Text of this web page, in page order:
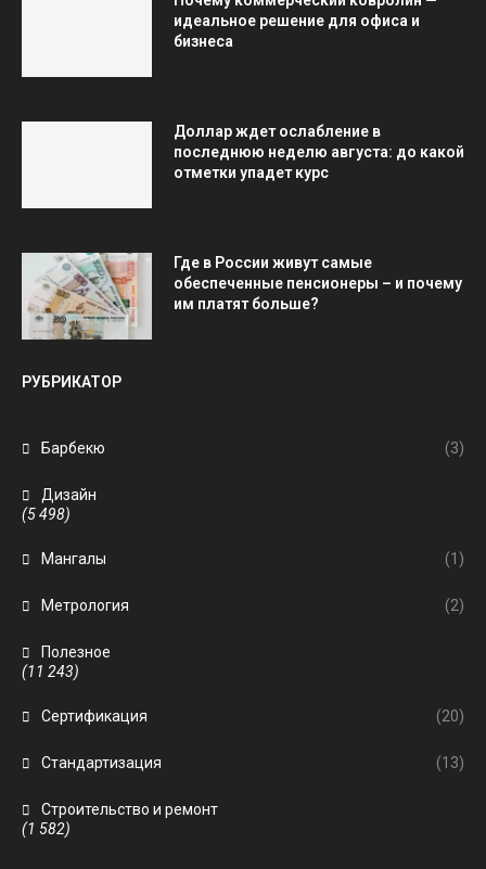
идеальное решение для офиса и
бизнеса
Доллар ждет ослабление в
последнюю неделю августа: до какой
отметки упадет курс
Где в России живут самые
обеспеченные пенсионеры – и почему
им платят больше?
РУБРИКАТОР
Барбекю (3)
Дизайн
(5 498)
Мангалы (1)
Метрология (2)
Полезное
(11 243)
Сертификация (20)
Стандартизация (13)
Строительство и ремонт
(1 582)